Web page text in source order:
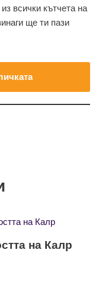
всички кътчета на
ще ти пази
на Калр